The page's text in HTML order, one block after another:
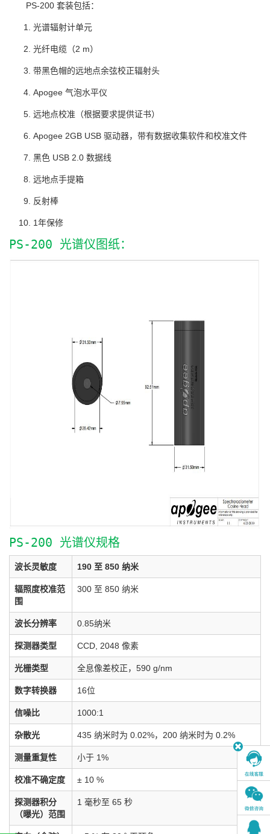
PS-200 套装包括：
光谱辐射计单元
光纤电缆（2 m）
带黑色帽的远地点余弦校正辐射头
Apogee 气泡水平仪
远地点校准（根据要求提供证书）
Apogee 2GB USB 驱动器，带有数据收集软件和校准文件
黑色 USB 2.0 数据线
远地点手提箱
反射棒
1年保修
PS-200 光谱仪图纸：
PS-200 光谱仪规格
波长灵敏度 190 至 850 纳米
辐照度校准范
围
300 至 850 纳米
波长分辨率 0.85纳米
探测器类型 CCD, 2048 像素
光栅类型 全息像差校正，590 g/nm
数字转换器 16位
信噪比 1000:1
杂散光 435 纳米时为 0.02%，200 纳米时为 0.2%
测量重复性 小于 1%
校准不确定度 ± 10 %
探测器积分
（曝光）范围
1 毫秒至 65 秒